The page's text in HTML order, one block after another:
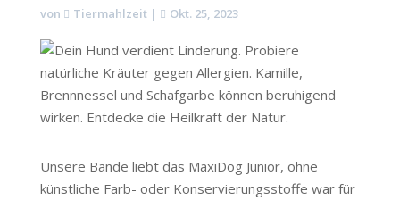
von Tiermahlzeit| Okt. 25, 2023
Unsere Bande liebt das MaxiDog Junior, ohne
künstliche Farb- oder Konservierungsstoffe war für